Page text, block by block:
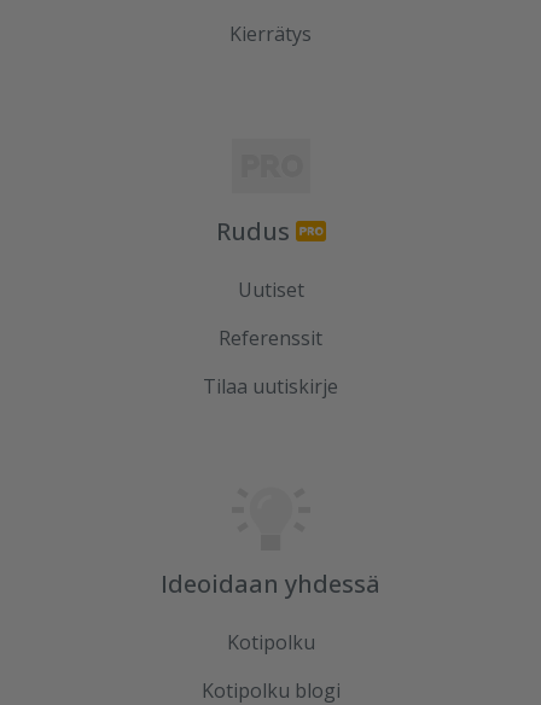
Kierrätys
Rudus
Uutiset
Referenssit
Tilaa uutiskirje
Ideoidaan yhdessä
Kotipolku
Kotipolku blogi